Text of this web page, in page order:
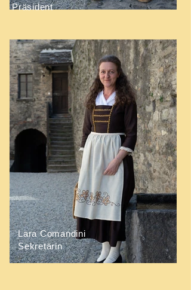
Präsident
Lara Comandini
Sekretärin